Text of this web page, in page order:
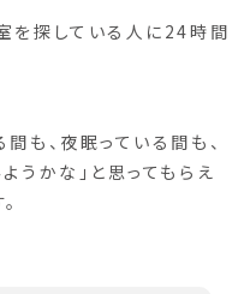
を探している人に24時間
も、夜眠っている間も、
うかな」と思ってもらえ